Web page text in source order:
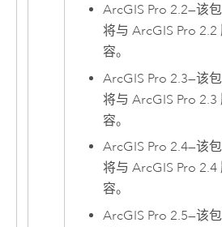
ArcGIS Pro 2.2—该
将与ArcGIS Pro 2.2
容。
ArcGIS Pro 2.3—该
将与ArcGIS Pro 2.3
容。
ArcGIS Pro 2.4—该
将与ArcGIS Pro 2.4
容。
ArcGIS Pro 2.5—该